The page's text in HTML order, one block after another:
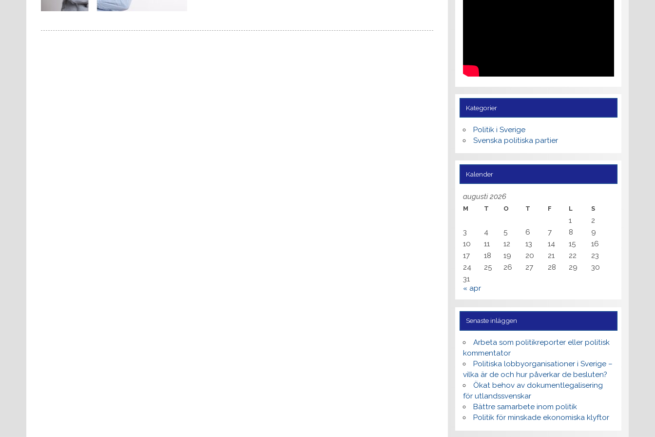
Kategorier
Politik i Sverige
Svenska politiska partier
Kalender
augusti 2026
M T O T F L S
1
2
3
4 5 6 7 8
9
10
11 12 13 14 15
16
17
18 19 20 21 22
23
24
25 26 27 28 29
30
31
« apr
Senaste inläggen
Arbeta som politikreporter eller politisk
kommentator
Politiska lobbyorganisationer i Sverige –
vilka är de och hur påverkar de besluten?
Ökat behov av dokumentlegalisering
för utlandssvenskar
Bättre samarbete inom politik
Politik för minskade ekonomiska klyftor